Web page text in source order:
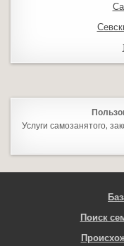
Услуги самозанятого,
Поиск